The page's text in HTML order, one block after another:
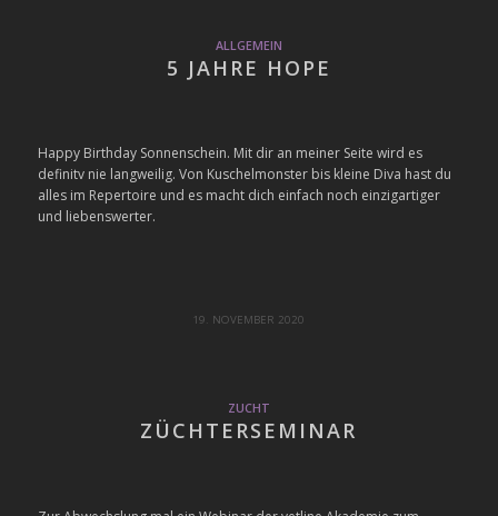
ALLGEMEIN
5 JAHRE HOPE
Happy Birthday Sonnenschein. Mit dir an meiner Seite wird es
definitv nie langweilig. Von Kuschelmonster bis kleine Diva hast du
alles im Repertoire und es macht dich einfach noch einzigartiger
und liebenswerter.
19. NOVEMBER 2020
ZUCHT
ZÜCHTERSEMINAR